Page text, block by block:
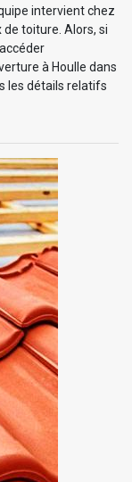
intervient chez
toiture. Alors, si
à Houlle dans
les détails relatifs